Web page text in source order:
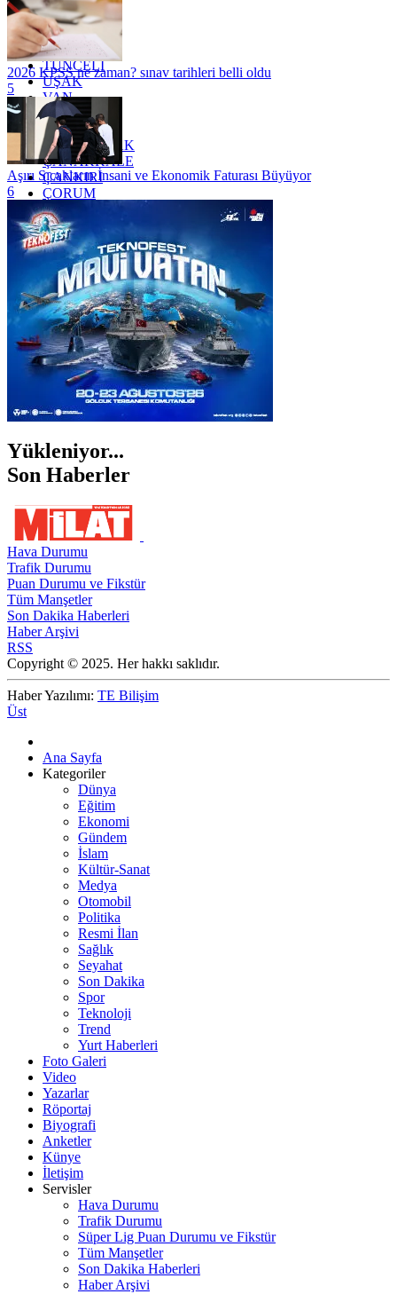
TEKİRDAĞ
TOKAT
TRABZON
TUNCELİ
UŞAK
VAN
YALOVA
YOZGAT
ZONGULDAK
ÇANAKKALE
ÇANKIRI
ÇORUM
İSTANBUL
İZMİR
ŞANLIURFA
ŞIRNAK
2026 KPSS ne zaman? sınav tarihleri belli oldu
5
Aşırı Sıcakların İnsani ve Ekonomik Faturası Büyüyor
6
Yükleniyor...
Son Haberler
Hava Durumu
Trafik Durumu
Puan Durumu ve Fikstür
Tüm Manşetler
Son Dakika Haberleri
Haber Arşivi
RSS
Copyright © 2025. Her hakkı saklıdır.
Haber Yazılımı: TE Bilişim
Üst
Ana Sayfa
Kategoriler
Dünya
Eğitim
Ekonomi
Gündem
İslam
Kültür-Sanat
Medya
Otomobil
Politika
Resmi İlan
Sağlık
Seyahat
Son Dakika
Spor
Teknoloji
Trend
Yurt Haberleri
Foto Galeri
Video
Yazarlar
Röportaj
Biyografi
Anketler
Künye
İletişim
Servisler
Hava Durumu
Trafik Durumu
Süper Lig Puan Durumu ve Fikstür
Tüm Manşetler
Son Dakika Haberleri
Haber Arşivi